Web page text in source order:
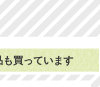
買っています